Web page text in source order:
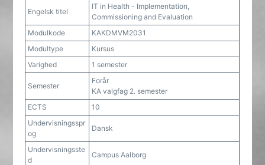
Engelsk titel
IT in Health - Implementation,
Commissioning and Evaluation
Modulkode
KAKDMVM2031
Modultype
Kursus
Varighed
1 semester
Semester
Forår
KA valgfag 2. semester
ECTS
10
Undervisningsspr
og
Dansk
Undervisningsste
d
Campus Aalborg